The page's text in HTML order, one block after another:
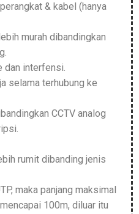
& kabel (hanya
murah dibandingkan
dan interfensi.
selama terhubung ke
CCTV analog
rumit dibanding jenis
maka panjang maksimal
100m, diluar itu